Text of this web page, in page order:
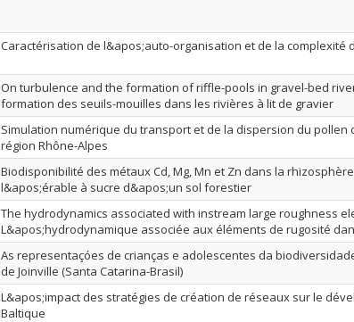
Caractérisation de l&apos;auto-organisation et de la complexité
On turbulence and the formation of riffle-pools in gravel-bed
formation des seuils-mouilles dans les rivières à lit de gravier
Simulation numérique du transport et de la dispersion du pollen
région Rhône-Alpes
Biodisponibilité des métaux Cd, Mg, Mn et Zn dans la
l&apos;érable à sucre d&apos;un sol forestier
The hydrodynamics associated with instream large roughness
L&apos;hydrodynamique associée aux éléments de rugosité
As representaçóes de crianças e adolescentes da
de Joinville (Santa Catarina-Brasil)
L&apos;impact des stratégies de création de réseaux sur le
Baltique